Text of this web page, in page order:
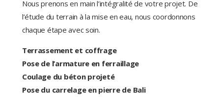
Nous prenons en main l’intégralité de votre projet. De
l’étude du terrain à la mise en eau, nous coordonnons
chaque étape avec soin.
Terrassement et coffrage
Pose de l’armature en ferraillage
Coulage du béton projeté
Pose du carrelage en pierre de Bali